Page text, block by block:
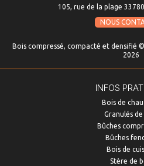
105, rue de la plage 33780
NOUS
Bois compressé, compacté et densifié
2026
INFOS
Bois de
Granulés
Bûches
Bûches
Bois de
Stère de